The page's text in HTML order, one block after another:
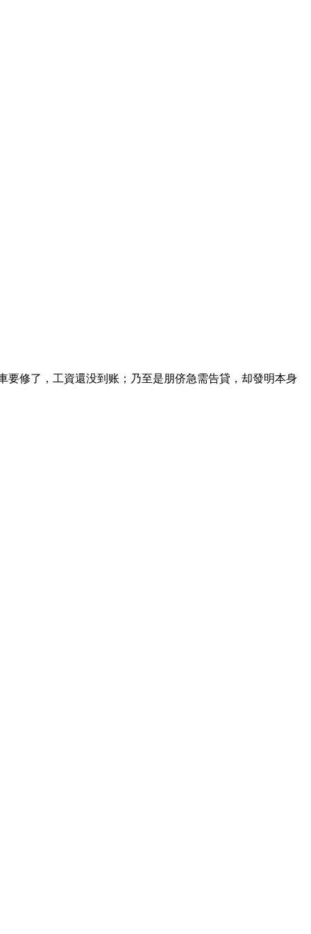
修了，工資還没到账；乃至是朋侪急需告貸，却發明本身